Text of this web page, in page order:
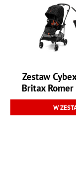
Zestaw
Britax
W